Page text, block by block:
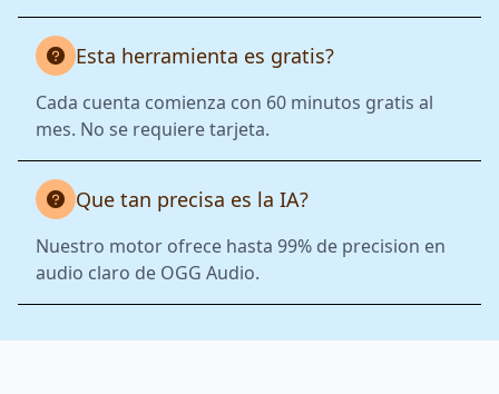
Esta herramienta es gratis?
Cada cuenta comienza con 60 minutos gratis al
mes. No se requiere tarjeta.
Que tan precisa es la IA?
Nuestro motor ofrece hasta 99% de precision en
audio claro de OGG Audio.